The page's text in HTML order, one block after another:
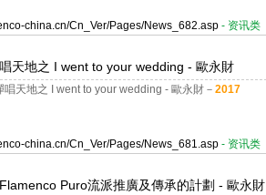
china.cn/Cn_Ver/Pages/News_682.asp - 资讯类
唱天地之 I went to your wedding - 歐永財
天地之 I went to your wedding - 歐永財－ 2017
china.cn/Cn_Ver/Pages/News_681.asp - 资讯类
Flamenco Puro流派推廣及傳承的計劃 - 歐永財